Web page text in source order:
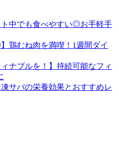
ト中でも食べやすい◎お手軽手
鶏むね肉を満喫！1週間ダイ
ナブルを！】持続可能なフィ
サバの栄養効果とおすすめレ